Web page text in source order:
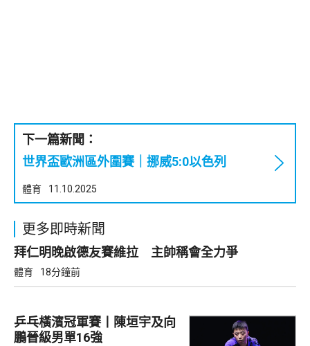
下一篇新聞：
世界盃歐洲區外圍賽｜挪威5:0以色列
體育 11.10.2025
更多即時新聞
拜仁明晚啟德友賽維拉 主帥稱會全力爭
體育 18分鐘前
乒乓橫濱冠軍賽丨陳垣宇及向
鵬晉級男單16強